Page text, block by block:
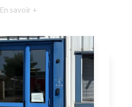
En savoir +